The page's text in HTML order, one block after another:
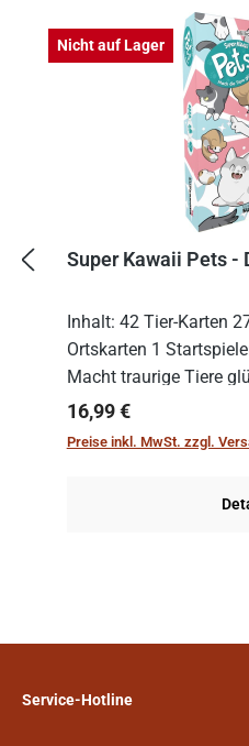
Nicht auf Lager
Super Kawaii Pets -
Inhalt: 42 Tier-Karten 27 Hilfe-Karten 15
Ortskarten 1
Macht traurige Tiere
pflegt, füttert und lieb
Pets dreht sich alles
Regulärer Preis:
16,99 €
Preise inkl. MwSt. zzgl.
Service-Hotline